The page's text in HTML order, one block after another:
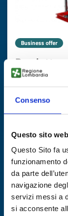
Consenso
Questo sito
Questo Sito fa
funzionamento
da parte
navigazione
servizi messi a
si acconsente
Business offer
ID: